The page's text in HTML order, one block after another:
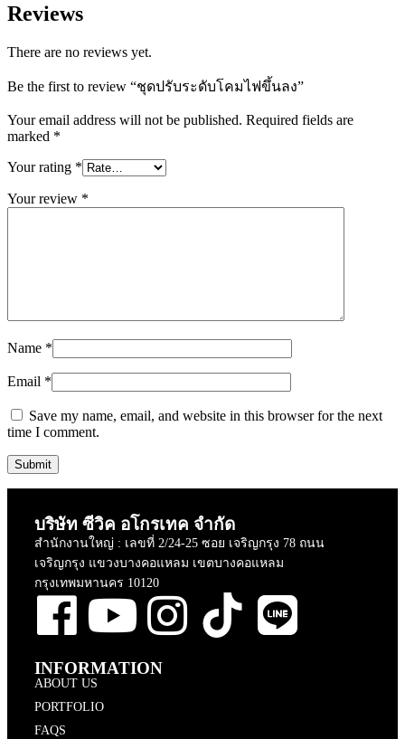
Reviews
There are no reviews yet.
Be the first to review “ชุดปรับระดับโคมไฟขึ้นลง”
Your email address will not be published. Required fields are
marked *
Your rating *
Your review *
Name *
Email *
Save my name, email, and website in this browser for the next
time I comment.
บริษัท ซีวิค อโกรเทค จำกัด
สำนักงานใหญ่ : เลขที่ 2/24-25 ซอย เจริญกรุง 78 ถนน
เจริญกรุง แขวงบางคอแหลม เขตบางคอแหลม
กรุงเทพมหานคร 10120
INFORMATION
ABOUT US
PORTFOLIO
FAQS